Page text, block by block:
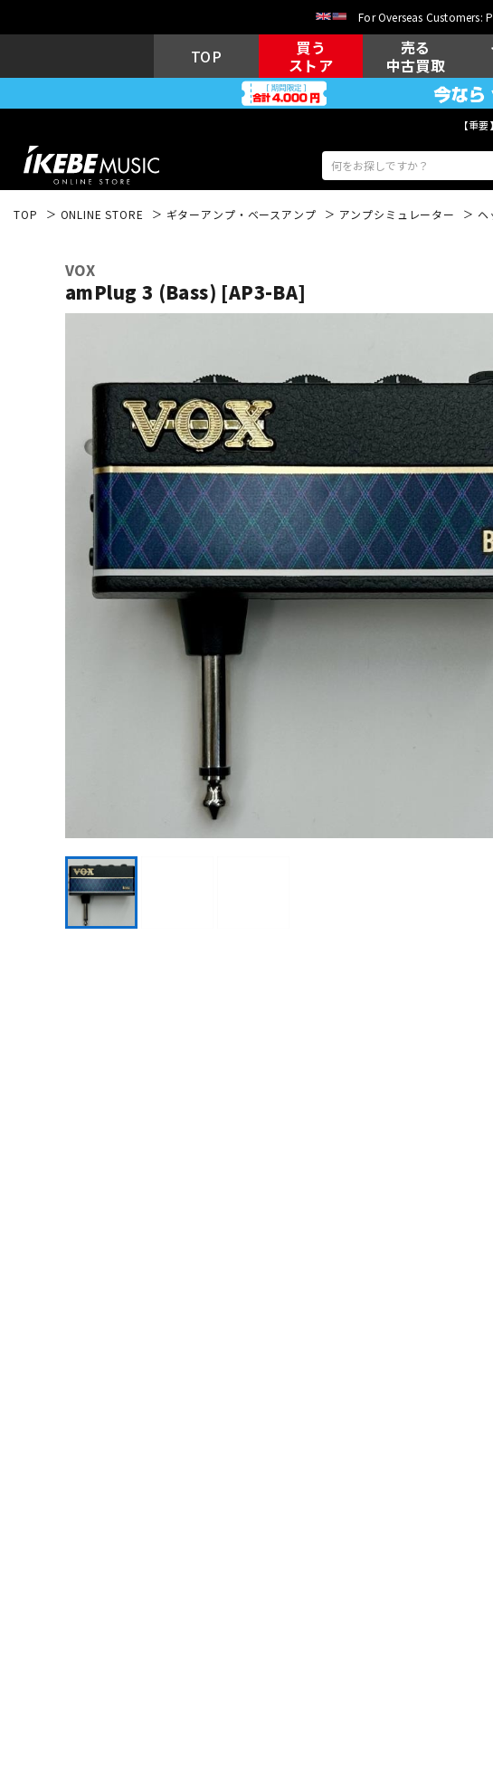
For Overseas Customers:
TOP
買う
ストア
売る
中古買取
【重
DJ機器 DTM
中古 ヴィンテージ
TOP ONLINE STORE ギターアンプ・ベースアンプ アンプシミュレーター ヘ
VOX
amPlug 3 (Bass) [AP3-BA]